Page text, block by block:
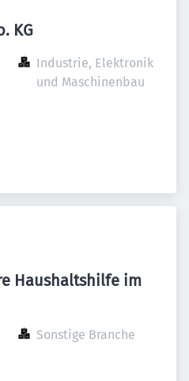
KG
Industrie, Elektronik
und Maschinenbau
Haushaltshilfe im
Sonstige Branche